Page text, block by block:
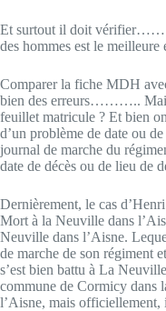
Et surtout il doit
des hommes est le
Comparer la fiche MDH
bien des erreurs………..
feuillet matricule ? Et bien
d’un problème de date ou
journal de marche du
date de décès ou de lieu de
Dernièrement, le cas
Mort à la Neuville dans
Neuville dans l’Aisne.
de marche de son
s’est bien battu à La
commune de Cormicy dans
l’Aisne, mais